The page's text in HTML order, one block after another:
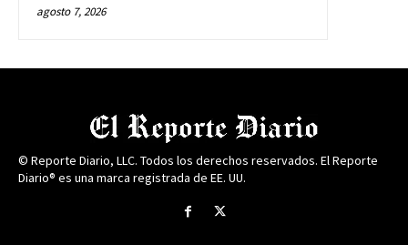
agosto 7, 2026
© Reporte Diario, LLC. Todos los derechos reservados. El Reporte
Diario® es una marca registrada de EE. UU.